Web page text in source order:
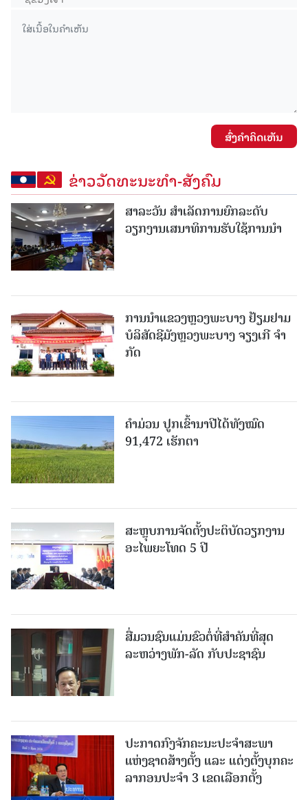
ສົ່ງຄໍາຄິດເຫັນ
ຂ່າວວັດທະນະທຳ-ສັງຄົມ
ສາລະວັນ ສໍາເລັດການຍົກລະດັບ
ວຽກງານເສນາທິການຮັບໃຊ້ການນໍາ
ການນຳແຂວງຫຼວງພະບາງ ຢ້ຽມ​ຢາມ
ບໍ​ລິ​ສັດຊີມັງຫຼວງພະບາງ ຈຽງເກີ ຈໍາ
ກັດ
ຄໍາມ່ວນ ປູກເຂົ້ານາປີໄດ້ທັງໝົດ
91,472 ເຮັກຕາ
ສະຫຼຸບການຈັດຕັ້ງປະຕິບັດວຽກງານ
ອະໄພຍະໂທດ 5 ປີ
ສື່ມວນຊົນແມ່ນຂົວຕໍ່ທີ່ສໍາຄັນທີ່ສຸດ
ລະຫວ່າງພັກ-ລັດ ກັບປະຊາຊົນ
ປະກາດກົງຈັກຄະນະປະຈໍາສະພາ
ແຫ່ງຊາດສ້າງຕັ້ງ ແລະ ແຕ່ງຕັ້ງບຸກຄະ
ລາກອນປະຈໍາ 3 ເຂດເລືອກຕັ້ງ